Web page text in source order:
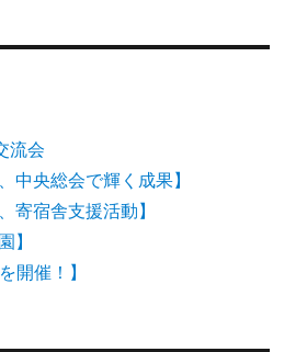
流会
中央総会で輝く成果】
寄宿舎支援活動】
】
開催！】